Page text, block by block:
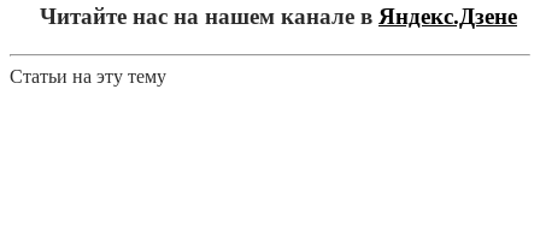
Читайте нас на нашем канале в Яндекс.Дзене
Статьи на эту тему